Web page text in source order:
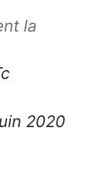
la
2020